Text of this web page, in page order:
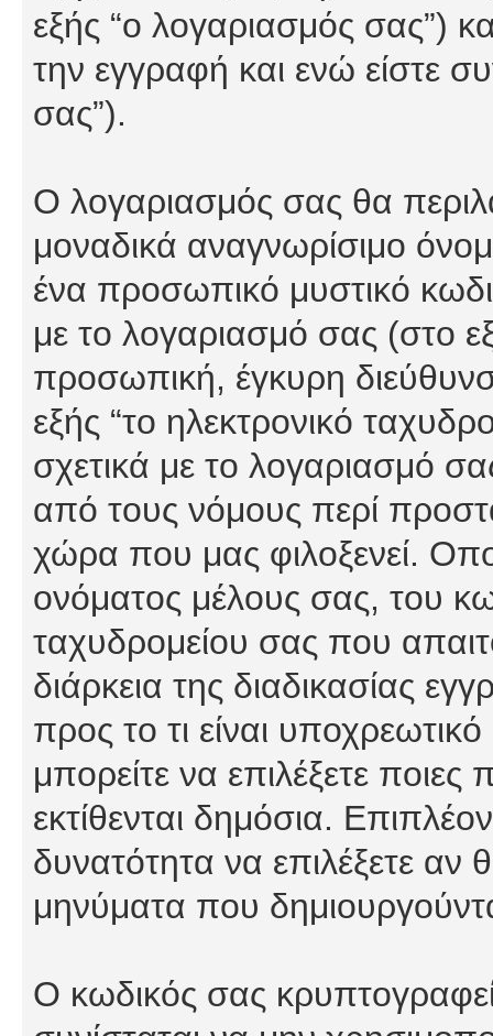
εξής “ο λογαριασμός σας”)
την εγγραφή και ενώ είστε
σας”).
Ο λογαριασμός σας θα
μοναδικά αναγνωρίσιμο
ένα προσωπικό μυστικό
με το λογαριασμό σας (στο
προσωπική, έγκυρη
εξής “το ηλεκτρονικό
σχετικά με το λογαριασμό
από τους νόμους περί
χώρα που μας φιλοξενεί.
ονόματος μέλους σας, του
ταχυδρομείου σας που
διάρκεια της διαδικασίας
προς το τι είναι
μπορείτε να επιλέξετε
εκτίθενται δημόσια.
δυνατότητα να επιλέξετε αν
μηνύματα που
Ο κωδικός σας